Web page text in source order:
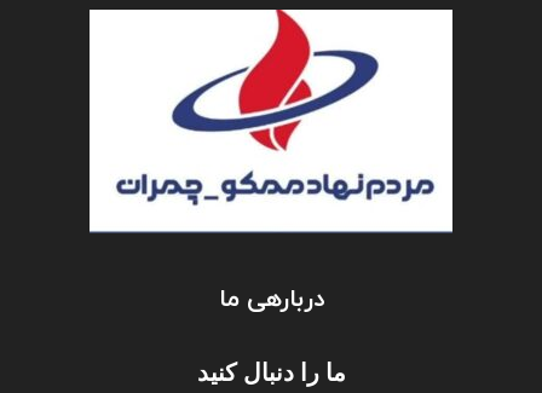
دربارهی ما
ما را دنبال کنید